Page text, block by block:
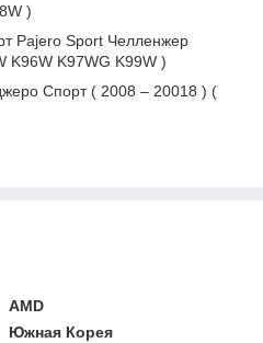
)
Pajero Sport Челленжер
K96W K97WG K99W )
Спорт ( 2008 – 20018 ) (
AMD
Южная Корея